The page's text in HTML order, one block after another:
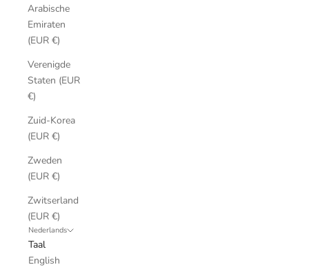
Arabische
Emiraten
(EUR €)
Verenigde
Staten (EUR
€)
Zuid-Korea
(EUR €)
Zweden
(EUR €)
Zwitserland
(EUR €)
Nederlands
Taal
English